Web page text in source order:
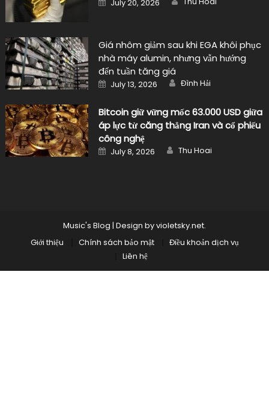
on
July 20, 2026
Giá nhôm giảm sau khi EGA khôi phục
nhà máy alumin, nhưng vẫn hướng
đến tuần tăng giá
Posted
on
July 13, 2026 Author
Đình Hải
Bitcoin giữ vững mốc 63.000 USD giữa
áp lực từ căng thẳng Iran và cổ phiếu
công nghệ
Posted
on
July 8, 2026 Author
Thu Hoai
Music's Blog | Design byvioletsky.net.
Giới thiệu
Chính sách bảo mật
Điều khoản dịch vụ
Liên hệ